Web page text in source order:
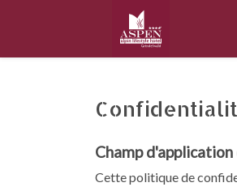
Champ
Cette politique de